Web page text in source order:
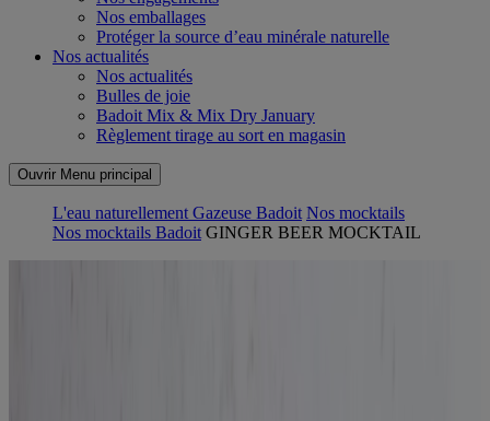
Nos emballages
Protéger la source d’eau minérale naturelle
Nos actualités
Nos actualités
Bulles de joie
Badoit Mix & Mix Dry January
Règlement tirage au sort en magasin
Ouvrir Menu principal
L'eau naturellement Gazeuse Badoit Nos mocktails
Nos mocktails Badoit GINGER BEER MOCKTAIL